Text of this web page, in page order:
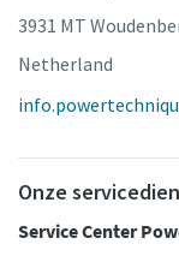
3931 MT
Netherland
Onze
Service Center